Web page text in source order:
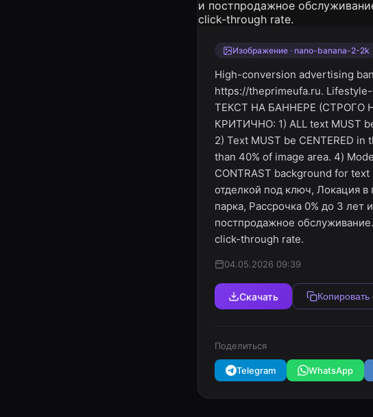
Изображение · nano-banana-2-2k
High-conversion advertising
https://theprimeufa.ru. Lifestyle-
ТЕКСТ НА БАННЕРЕ (СТРОГО
КРИТИЧНО: 1) ALL text MUST
2) Text MUST be CENTERED
than 40% of image area. 4)
CONTRAST background for
отделкой под ключ, Локация
парка, Рассрочка 0% до 3
постпродажное
click-through rate.
04.05.2026 09:39
Скачать Копировать
Поделиться
Telegram WhatsApp